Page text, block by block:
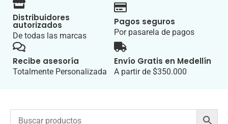
Distribuidores
autorizados
De todas las marcas
Pagos seguros
Por pasarela de pagos
Recibe asesoría
Totalmente Personalizada
Envío Gratis en Medellín
A partir de $350.000